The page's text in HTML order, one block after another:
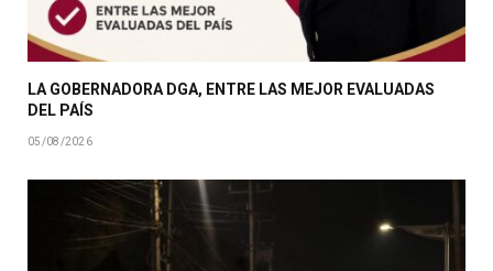
LA GOBERNADORA DGA, ENTRE LAS MEJOR EVALUADAS
DEL PAÍS
05/08/2026